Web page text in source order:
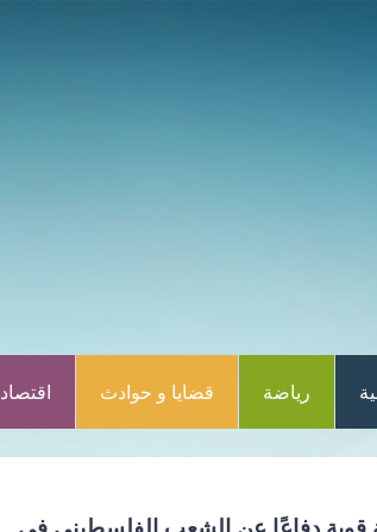
رياضة قضايا و حوادث اقتصاد